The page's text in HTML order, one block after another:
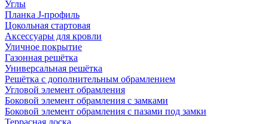
Углы
Планка J-профиль
Цокольная стартовая
Аксессуары для кровли
Уличное покрытие
Газонная решётка
Универсальная решётка
Решётка с дополнительным обрамлением
Угловой элемент обрамления
Боковой элемент обрамления с замками
Боковой элемент обрамления с пазами под замки
Террасная доска